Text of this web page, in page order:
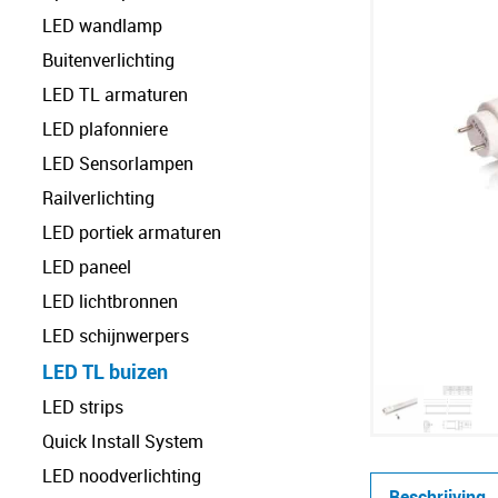
LED wandlamp
Buitenverlichting
LED TL armaturen
LED plafonniere
LED Sensorlampen
Railverlichting
LED portiek armaturen
LED paneel
LED lichtbronnen
LED schijnwerpers
LED TL buizen
LED strips
Quick Install System
LED noodverlichting